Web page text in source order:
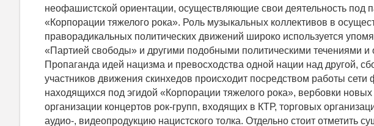
неофашистской ориентации, осуществляющие свои деятельность под
«Корпорации тяжелого рока». Роль музыкальных коллективов в
праворадикальных политических движений широко используется
«Партией свободы» и другими подобными политическими течениями и
Пропаганда идей нацизма и превосходства одной нации над другой,
участников движения скинхедов происходит посредством работы сети
находящихся под эгидой «Корпорации тяжелого рока», вербовки новых
организации концертов рок-групп, входящих в КТР, торговых
аудио-, видеопродукцию нацистского толка. Отдельно стоит отметить